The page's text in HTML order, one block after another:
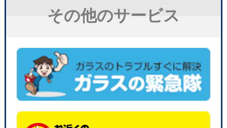
その他のサービス